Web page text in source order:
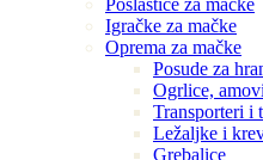
Poslastice za mačke
Igračke za mačke
Oprema za mačke
Posude za
Ogrlice,
Transporteri i
Ležaljke i
Grebalice